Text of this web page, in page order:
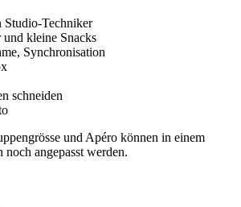
Studio-Techniker
kleine Snacks
Synchronisation
schneiden
und Apéro können in einem
noch angepasst werden.